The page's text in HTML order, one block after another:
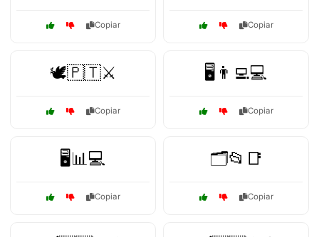
Copiar Copiar
🕊️🇵🇹⚔️
Copiar
🖥️👨‍💻💻
Copiar
🖥️📊💻
Copiar
🗂️📂📑
Copiar